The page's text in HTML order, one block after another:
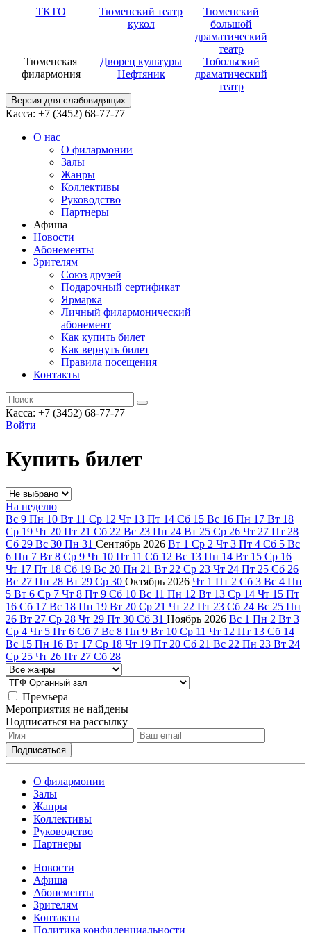
ТКТО
Тюменский театр
кукол
Тюменский
большой
драматический
театр
Тюменская
филармония
Дворец культуры
Нефтяник
Тобольский
драматический
театр
Версия для слабовидящих
Касса: +7 (3452) 68-77-77
О нас
О филармонии
Залы
Жанры
Коллективы
Руководство
Партнеры
Афиша
Новости
Абонементы
Зрителям
Союз друзей
Подарочный сертификат
Ярмарка
Личный филармонический
абонемент
Как купить билет
Как вернуть билет
Правила посещения
Контакты
Касса: +7 (3452) 68-77-77
Войти
Купить билет
На неделю
Вс 9 Пн 10 Вт 11 Ср 12 Чт 13 Пт 14 Сб 15 Вс 16 Пн 17 Вт 18
Ср 19 Чт 20 Пт 21 Сб 22 Вс 23 Пн 24 Вт 25 Ср 26 Чт 27 Пт 28
Сб 29 Вс 30 Пн 31 Сентябрь 2026 Вт 1 Ср 2 Чт 3 Пт 4 Сб 5 Вс
6 Пн 7 Вт 8 Ср 9 Чт 10 Пт 11 Сб 12 Вс 13 Пн 14 Вт 15 Ср 16
Чт 17 Пт 18 Сб 19 Вс 20 Пн 21 Вт 22 Ср 23 Чт 24 Пт 25 Сб 26
Вс 27 Пн 28 Вт 29 Ср 30 Октябрь 2026 Чт 1 Пт 2 Сб 3 Вс 4 Пн
5 Вт 6 Ср 7 Чт 8 Пт 9 Сб 10 Вс 11 Пн 12 Вт 13 Ср 14 Чт 15 Пт
16 Сб 17 Вс 18 Пн 19 Вт 20 Ср 21 Чт 22 Пт 23 Сб 24 Вс 25 Пн
26 Вт 27 Ср 28 Чт 29 Пт 30 Сб 31 Ноябрь 2026 Вс 1 Пн 2 Вт 3
Ср 4 Чт 5 Пт 6 Сб 7 Вс 8 Пн 9 Вт 10 Ср 11 Чт 12 Пт 13 Сб 14
Вс 15 Пн 16 Вт 17 Ср 18 Чт 19 Пт 20 Сб 21 Вс 22 Пн 23 Вт 24
Ср 25 Чт 26 Пт 27 Сб 28
Премьера
Мероприятия не найдены
Подписаться на рассылку
О филармонии
Залы
Жанры
Коллективы
Руководство
Партнеры
Новости
Афиша
Абонементы
Зрителям
Контакты
Политика конфиденциальности